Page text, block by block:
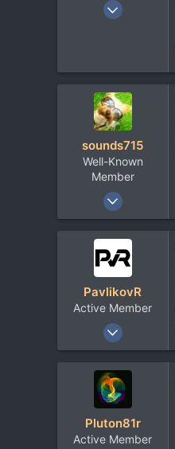
7 Апр 2008
sounds715
Well-Known
Member
30 Сен 2011
1.750
Москва
PavlikovR
Active Member
9 Апр 2011
307
N. Novgorod
bit.ly
Pluton81r
Active Member